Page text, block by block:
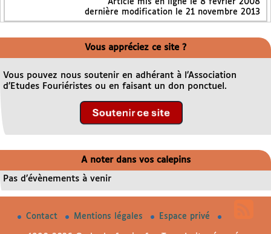
dernière modification le 21 novembre 2013
Vous appréciez ce site ?
Vous pouvez nous soutenir en adhérant à l’Association
d’Etudes Fouriéristes ou en faisant un don ponctuel.
A noter dans vos calepins
Pas d’évènements à venir
Contact Mentions légales Espace privé